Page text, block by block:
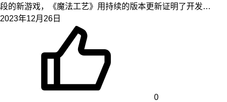
段的新游戏，《魔法工艺》用持续的版本更新证明了开发…
2023年12月26日
0